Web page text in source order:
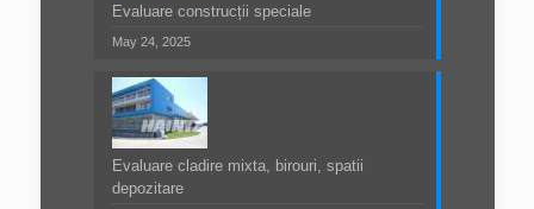
Evaluare construcții speciale
May 24, 2025
Evaluare cladire mixta, birouri, spatii
depozitare